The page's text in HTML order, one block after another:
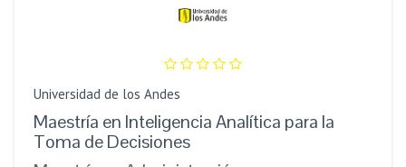
Universidad de los Andes
Maestría en Inteligencia Analítica para la
Toma de Decisiones